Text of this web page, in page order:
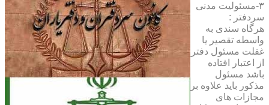
۳-مسئولیت مدنی
سردفتر :
هرگاه سندی به
واسطه تقصیر یا
غفلت مسئول دفتر
از اعتبار افتاده
باشد مسئول
مذکور باید علاوه بر
مجازات های